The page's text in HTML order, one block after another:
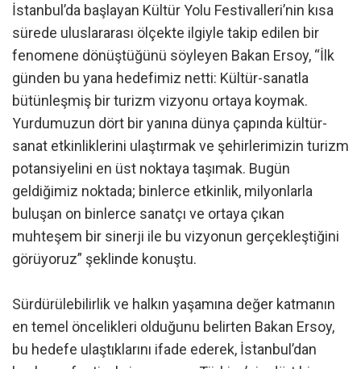
İstanbul’da başlayan Kültür Yolu Festivalleri’nin kısa
sürede uluslararası ölçekte ilgiyle takip edilen bir
fenomene dönüştüğünü söyleyen Bakan Ersoy, “İlk
günden bu yana hedefimiz netti: Kültür-sanatla
bütünleşmiş bir turizm vizyonu ortaya koymak.
Yurdumuzun dört bir yanına dünya çapında kültür-
sanat etkinliklerini ulaştırmak ve şehirlerimizin turizm
potansiyelini en üst noktaya taşımak. Bugün
geldiğimiz noktada; binlerce etkinlik, milyonlarla
buluşan on binlerce sanatçı ve ortaya çıkan
muhteşem bir sinerji ile bu vizyonun gerçekleştiğini
görüyoruz” şeklinde konuştu.
Sürdürülebilirlik ve halkın yaşamına değer katmanın
en temel öncelikleri olduğunu belirten Bakan Ersoy,
bu hedefe ulaştıklarını ifade ederek, İstanbul’dan